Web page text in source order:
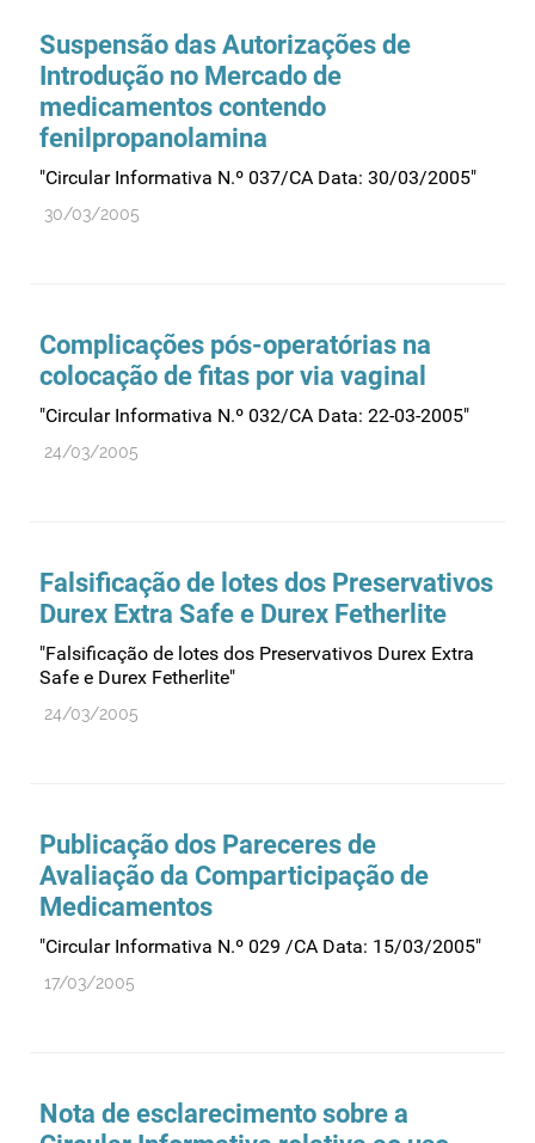
Manutenção no mercado
Medicamentos de uso humano
Medicamentos genéricos
Medicamentos homeopáticos
Medicinas alternativas
Nanotecnologia
Prescrição
Preços
Produtos de saúde
Produtos fronteira
Reações adversas
Recursos humanos
Registo
Taxas
Tecnologias da saúde
Utilização
Vigilância de cosméticos
Suspensão das Autorizações de
Introdução no Mercado de
medicamentos contendo
fenilpropanolamina
"Circular Informativa N.º 037/CA Data: 30/03/2005"
30/03/2005
Complicações pós-operatórias na
colocação de fitas por via vaginal
"Circular Informativa N.º 032/CA Data: 22-03-2005"
24/03/2005
Falsificação de lotes dos Preservativos
Durex Extra Safe e Durex Fetherlite
"Falsificação de lotes dos Preservativos Durex Extra
Safe e Durex Fetherlite"
24/03/2005
Publicação dos Pareceres de
Avaliação da Comparticipação de
Medicamentos
"Circular Informativa N.º 029 /CA Data: 15/03/2005"
17/03/2005
Nota de esclarecimento sobre a